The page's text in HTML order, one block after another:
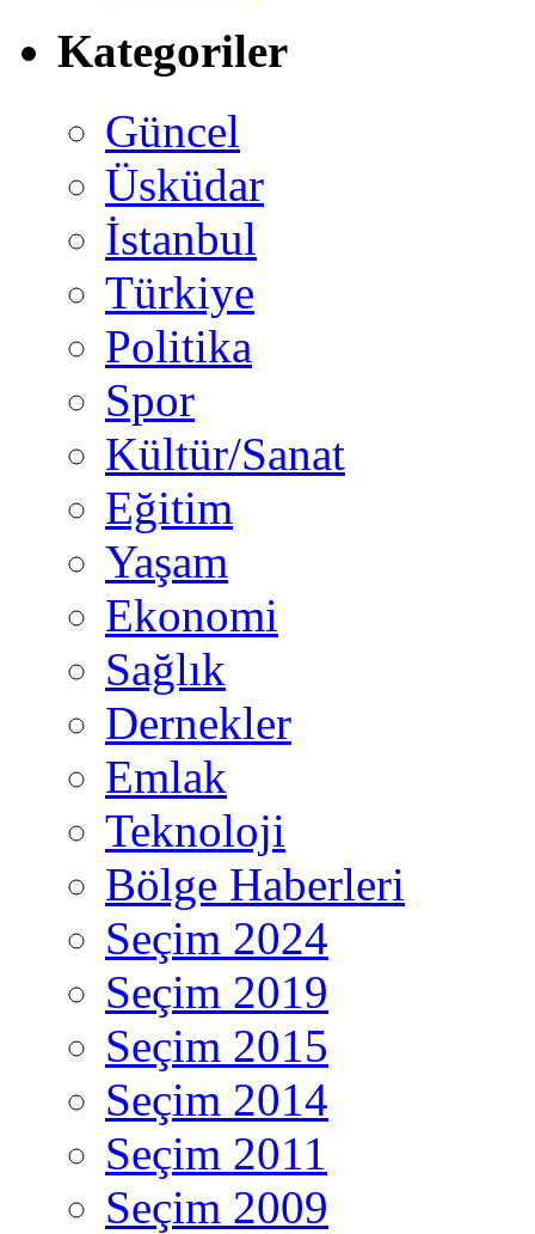
Kategoriler
Güncel
Üsküdar
İstanbul
Türkiye
Politika
Spor
Kültür/Sanat
Eğitim
Yaşam
Ekonomi
Sağlık
Dernekler
Emlak
Teknoloji
Bölge Haberleri
Seçim 2024
Seçim 2019
Seçim 2015
Seçim 2014
Seçim 2011
Seçim 2009